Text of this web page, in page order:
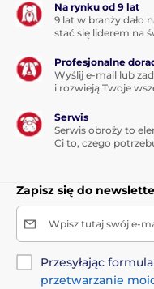
Na rynku od 9 lat
9 lat w branży dało
stać się liderem na
Profesjonalne
Wyślij e-mail lub
i rozwieją Twoje
Serwis
Serwis obroży to
Ci to, czego
Zapisz się do
Wpisz tutaj swój e-
Przesyłając
przetwarzanie